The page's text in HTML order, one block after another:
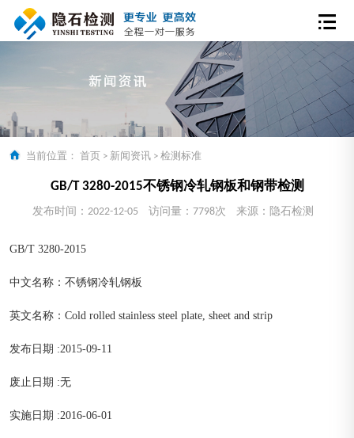
当前位置： 首页 > 新闻资讯 > 检测标准
GB/T 3280-2015不锈钢冷轧钢板和钢带检测
发布时间：2022-12-05 访问量：7798次 来源：隐石检测
GB/T 3280-2015
中文名称：不锈钢冷轧钢板
英文名称：Cold rolled stainless steel plate, sheet and strip
发布日期 :2015-09-11
废止日期 :无
实施日期 :2016-06-01